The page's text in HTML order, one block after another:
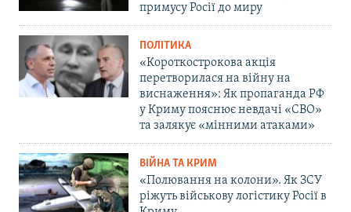
примусу Росії до миру
ПОЛІТИКА
«Короткострокова акція
перетворилася на війну на
виснаження»: Як пропаганда РФ
у Криму пояснює невдачі «СВО»
та залякує «мінними атаками»
ВІЙНА ТА КРИМ
«Полювання на колони». Як ЗСУ
ріжуть військову логістику Росії в